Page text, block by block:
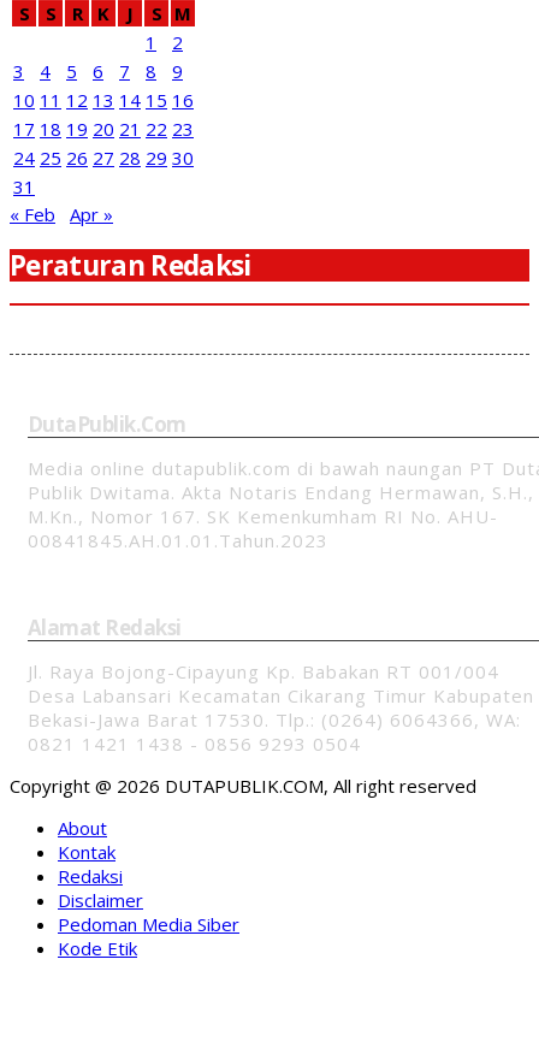
S
S R K J S M
1
2
3
4 5 6 7 8
9
10 11 12 13 14 15 16
17 18 19 20 21 22 23
24 25 26 27 28 29 30
31
« Feb
Apr »
Peraturan Redaksi
DutaPublik.com
Media online dutapublik.com di bawah naungan PT
Publik Dwitama. Akta Notaris Endang Hermawan, S.H.,
M.Kn., Nomor 167. SK Kemenkumham RI No. AHU-
00841845.AH.01.01.Tahun.2023
Alamat Redaksi
Jl. Raya Bojong-Cipayung Kp. Babakan RT 001/004
Desa Labansari Kecamatan Cikarang Timur Kabupaten
Bekasi-Jawa Barat 17530. Tlp.: (0264) 6064366, WA:
0821 1421 1438 - 0856 9293 0504
Copyright @ 2026 DUTAPUBLIK.COM, All right reserved
About
Kontak
Redaksi
Disclaimer
Pedoman Media Siber
Kode Etik